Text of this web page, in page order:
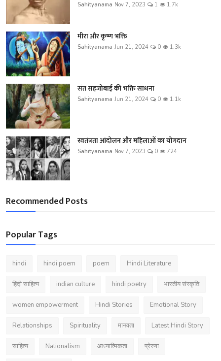
Sahityanama Nov 7, 2023 1 1.7k
मीरा और कृष्ण भक्ति
Sahityanama Jun 21, 2024 0 1.3k
संत सहजोबाई की भक्ति साधना
Sahityanama Jun 21, 2024 0 1.1k
स्वतंत्रता आंदोलन और महिलाओं का योगदान
Sahityanama Nov 7, 2023 0 724
Recommended Posts
Popular Tags
hindi hindi poem poem Hindi Literature
हिंदी साहित्य indian culture hindi poetry भारतीय संस्कृति
women empowerment Hindi Stories Emotional Story
Relationships Spirituality मानवता Latest Hindi Story
साहित्य Nationalism आध्यात्मिकता प्रेरणा